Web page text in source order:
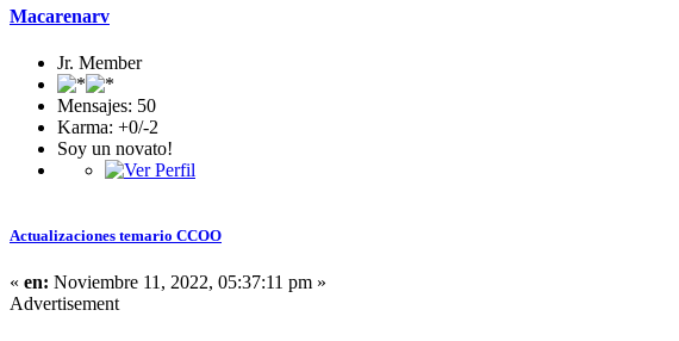
Macarenarv
Jr. Member
Mensajes: 50
Karma: +0/-2
Soy un novato!
Actualizaciones temario CCOO
« en: Noviembre 11, 2022, 05:37:11 pm »
Advertisement